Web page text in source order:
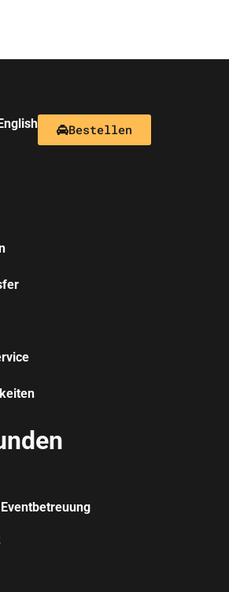
English Bestellen